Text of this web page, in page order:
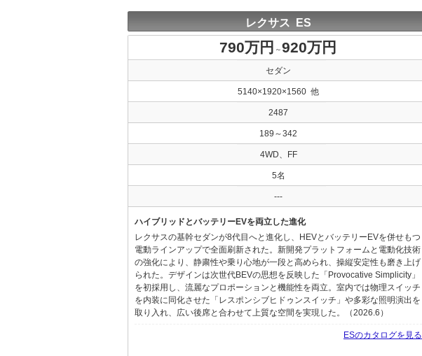
レクサス ES
790万円 ～920万円
セダン
5140×1920×1560 他
2487
189～342
4WD、FF
5名
---
ハイブリッドとバッテリーEVを両立した進化
レクサスの基幹セダンが8代目へと進化し、HEVとバッテリーEVを併せもつ
電動ラインアップで全面刷新された。新開発プラットフォームと電動化技術
の強化により、静粛性や乗り心地が一段と高められ、操縦安定性も磨き上げ
られた。デザインは次世代BEVの思想を反映した「Provocative Simplicity」
を初採用し、流麗なプロポーションと機能性を両立。室内では物理スイッチ
を内装に同化させた「レスポンシブヒドゥンスイッチ」や多彩な照明演出を
取り入れ、広い後席と合わせて上質な空間を実現した。（2026.6）
ESのカタログを見る